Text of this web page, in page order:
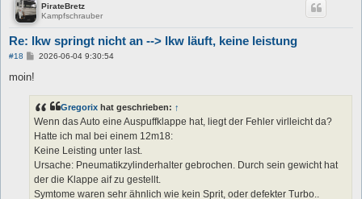
PirateBretz
Kampfschrauber
Re: lkw springt nicht an --> lkw läuft, keine leistung
#18
B
r
a
g
2026-06-04 9:30:54
moin!
Gregorix hat geschrieben: ↑
Wenn das Auto eine Auspuffklappe hat, liegt der Fehler virlleicht da?
Hatte ich mal bei einem 12m18:
Keine Leisting unter last.
Ursache: Pneumatikzylinderhalter gebrochen. Durch sein gewicht hat
der die Klappe aif zu gestellt.
Symtome waren sehr ähnlich wie kein Sprit, oder defekter Turbo..